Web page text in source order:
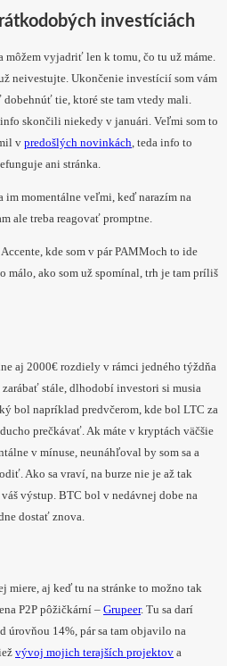
investíciách
môžem vyjadriť len k tomu, čo tu už máme.
neivestujte. Ukončenie investícií som vám
tie, ktoré ste tam vtedy mali.
skončili niekedy v januári. Veľmi som to
v predošlých novinkách, teda info to
ani stránka.
im momentálne veľmi, keď narazím na
ale treba reagovať promptne.
kde som v pár PAMMoch to ide
málo, ako som už spomínal, trh je tam príliš
aj 2000€ rozdiely v rámci jedného týždňa
zarábať stále, dlhodobí investori si musia
bol napríklad predvčerom, kde bol LTC za
prečkávať. Ak máte v kryptách väčšie
v mínuse, neunáhľoval by som sa a
Ako sa vraví, na burze nie je až tak
výstup. BTC bol v nedávnej dobe na
dostať znova.
miere, aj keď tu na stránke to možno tak
P2P pôžičkární – Grupeer. Tu sa darí
úrovňou 14%, pár sa tam objavilo na
vývoj mojich terajších projektov a